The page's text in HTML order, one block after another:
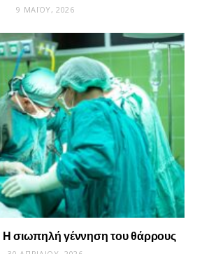
9 ΜΑΪ́ΟΥ, 2026
Η σιωπηλή γέννηση του θάρρους